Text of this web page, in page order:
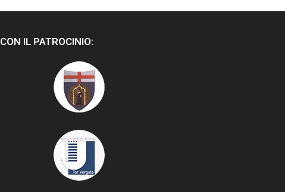
CON IL PATROCINIO: